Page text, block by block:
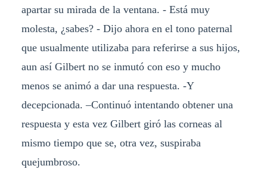
apartar su mirada de la ventana. - Está muy
molesta, ¿sabes? - Dijo ahora en el tono paternal
que usualmente utilizaba para referirse a sus hijos,
aun así Gilbert no se inmutó con eso y mucho
menos se animó a dar una respuesta. -Y
decepcionada. –Continuó intentando obtener una
respuesta y esta vez Gilbert giró las corneas al
mismo tiempo que se, otra vez, suspiraba
quejumbroso.